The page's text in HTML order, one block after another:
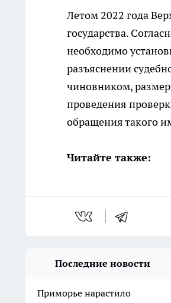
Летом 2022 года
государства.
необходимо
разъяснении
чиновником,
проведения
обращения такого
Читайте также:
Последние новости
Приморье нарастило